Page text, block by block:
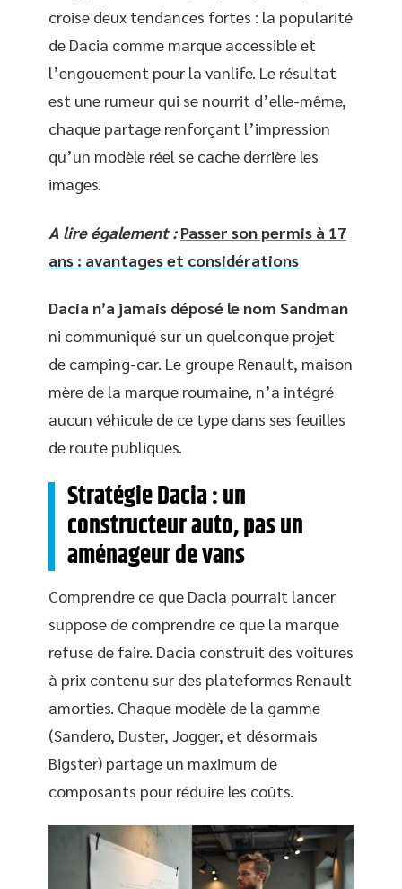
croise deux tendances fortes : la popularité
de Dacia comme marque accessible et
l’engouement pour la vanlife. Le résultat
est une rumeur qui se nourrit d’elle-même,
chaque partage renforçant l’impression
qu’un modèle réel se cache derrière les
images.
A lire également : Passer son permis à 17
ans : avantages et considérations
Dacia n’a jamais déposé le nom Sandman
ni communiqué sur un quelconque projet
de camping-car. Le groupe Renault, maison
mère de la marque roumaine, n’a intégré
aucun véhicule de ce type dans ses feuilles
de route publiques.
Stratégie Dacia : un
constructeur auto, pas un
aménageur de vans
Comprendre ce que Dacia pourrait lancer
suppose de comprendre ce que la marque
refuse de faire. Dacia construit des voitures
à prix contenu sur des plateformes Renault
amorties. Chaque modèle de la gamme
(Sandero, Duster, Jogger, et désormais
Bigster) partage un maximum de
composants pour réduire les coûts.